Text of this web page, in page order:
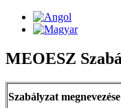
MEOESZ
Szabályzat